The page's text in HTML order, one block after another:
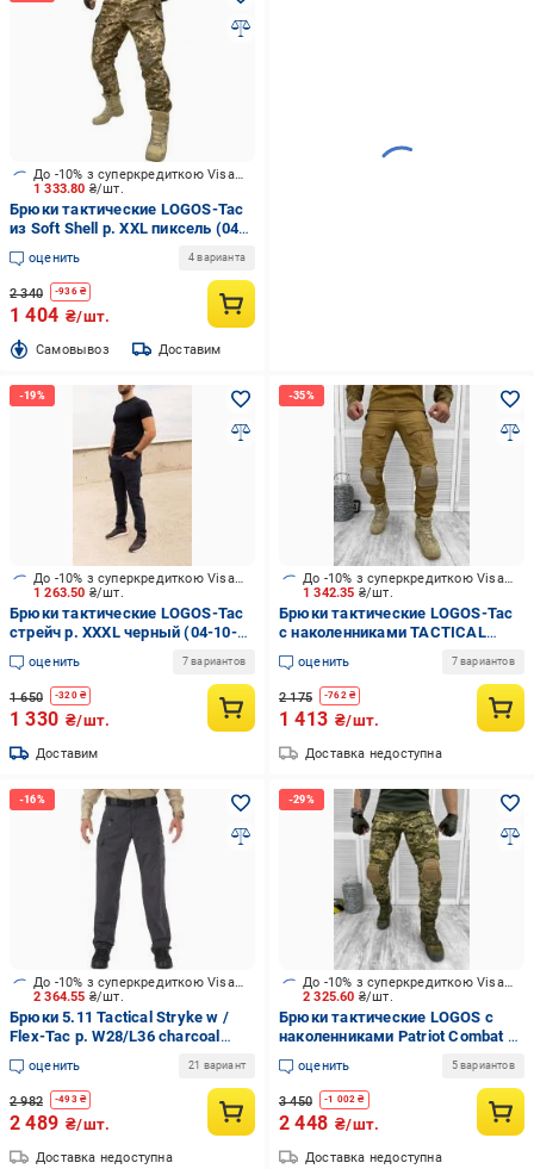
1 333.80 ₴/шт.
До -10% з суперкредиткою Visa Вигода
Брюки тактические LOGOS-Tac
из Soft Shell р. XXL пиксель (04-
10-00-0004)
оценить 4 варианта
2 340 -936₴
1 404 ₴/шт.
Cамовывоз Доставим
1 263.50 ₴/шт.
До -10% з суперкредиткою Visa Вигода
Брюки тактические LOGOS-Tac
стрейч р. XXXL черный (04-10-
00-0027)
оценить 7 вариантов
1 650 -320₴
1 330 ₴/шт.
Доставим
1 342.35 ₴/шт.
До -10% з суперкредиткою Visa Вигода
Брюки тактические LOGOS-Tac
с наколенниками TACTICAL
COMBAT р. XXL койот (04-10-00-
0013)оценить 7 вариантов
2 175 -762₴
1 413 ₴/шт.
Доставка недоступна
2 364.55 ₴/шт.
До -10% з суперкредиткою Visa Вигода
Брюки 5.11 Tactical Stryke w /
Flex-Tac р. W28/L36 charcoal
74369
оценить 21 вариант
2 982 -493₴
2 489 ₴/шт.
Доставка недоступна
2 325.60 ₴/шт.
До -10% з суперкредиткою Visa Вигода
Брюки тактические LOGOS с
наколенниками Patriot Combat р.
L пиксель (04-10-00-0010)
оценить 5 вариантов
3 450 -1 002 ₴
2 448 ₴/шт.
Доставка недоступна